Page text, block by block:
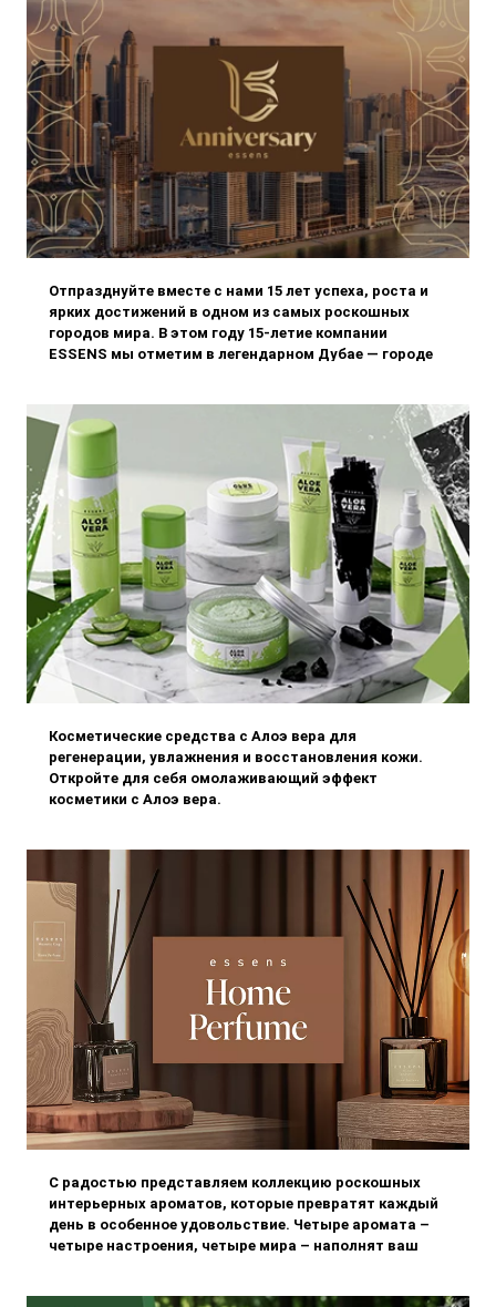
Отпразднуйте вместе с нами 15 лет успеха, роста и
ярких достижений в одном из самых роскошных
городов мира. В этом году 15-летие компании
ESSENS мы отметим в легендарном Дубае — городе
Косметические средства с Алоэ вера для
регенерации, увлажнения и восстановления кожи.
Откройте для себя омолаживающий эффект
косметики с Алоэ вера.
С радостью представляем коллекцию роскошных
интерьерных ароматов, которые превратят каждый
день в особенное удовольствие. Четыре аромата –
четыре настроения, четыре мира – наполнят ваш